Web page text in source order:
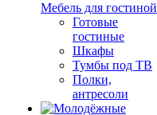
Мебель для гостиной
Готовые
гостиные
Шкафы
Тумбы под ТВ
Полки,
антресоли